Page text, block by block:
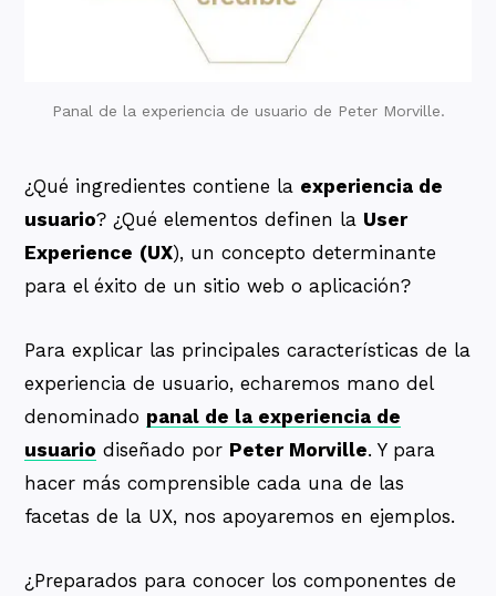
Panal de la experiencia de usuario de Peter Morville.
¿Qué ingredientes contiene la experiencia de
usuario? ¿Qué elementos definen la User
Experience (UX), un concepto determinante
para el éxito de un sitio web o aplicación?
Para explicar las principales características de la
experiencia de usuario, echaremos mano del
denominado panal de la experiencia de
usuario diseñado por Peter Morville. Y para
hacer más comprensible cada una de las
facetas de la UX, nos apoyaremos en ejemplos.
¿Preparados para conocer los componentes de